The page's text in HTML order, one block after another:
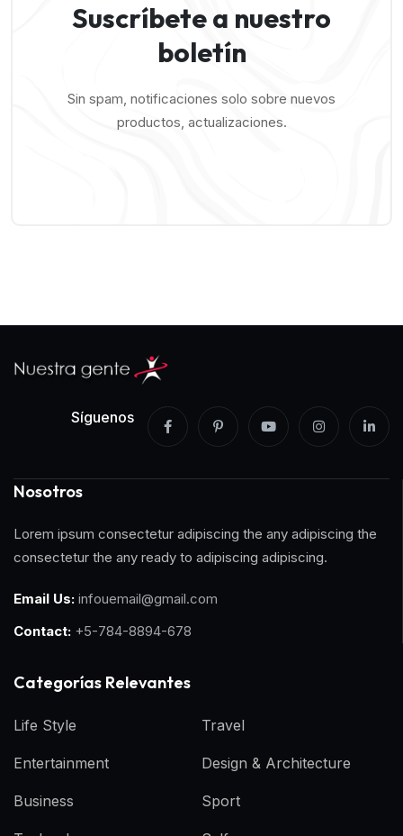
Suscríbete a nuestro
boletín
Sin spam, notificaciones solo sobre nuevos
productos, actualizaciones.
Síguenos
Nosotros
Lorem ipsum consectetur adipiscing the any adipiscing the
consectetur the any ready to adipiscing adipiscing.
Email Us: infouemail@gmail.com
Contact: +5-784-8894-678
Categorías Relevantes
Life Style
Entertainment
Business
Travel
Design & Architecture
Sport